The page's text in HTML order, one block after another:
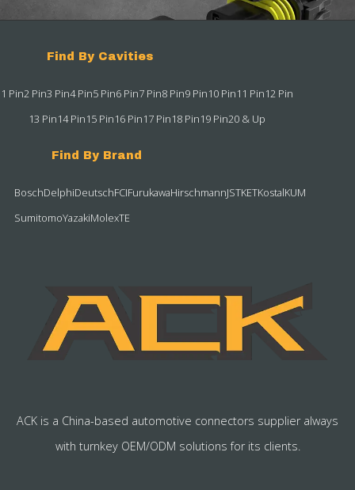
Find By Cavities
1 Pin2 Pin3 Pin4 Pin5 Pin6 Pin7 Pin8 Pin9 Pin10 Pin11 Pin12 Pin
13 Pin14 Pin15 Pin16 Pin17 Pin18 Pin19 Pin20 & Up
Find By Brand
BoschDelphiDeutschFCIFurukawaHirschmannJSTKETKostalKUM
SumitomoYazakiMolexTE
ACK is a China-based automotive connectors supplier always
with turnkey OEM/ODM solutions for its clients.